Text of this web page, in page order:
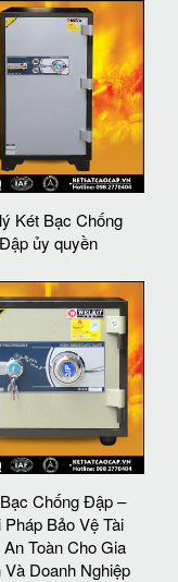
Két Bạc Chống
Đập ủy quyền
Chống Đập –
Pháp Bảo Vệ Tài
Toàn Cho Gia
Doanh Nghiệp